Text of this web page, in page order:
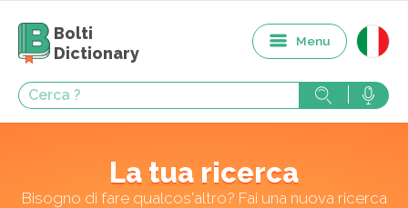
Bolti
Dictionary
Menu
La tua ricerca
Bisogno di fare qualcos'altro? Fai una nuova ricerca